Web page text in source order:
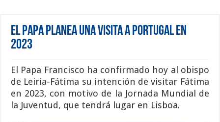
El Papa planea una visita a Portugal en
2023
El Papa Francisco ha confirmado hoy al obispo
de Leiria-Fátima su intención de visitar Fátima
en 2023, con motivo de la Jornada Mundial de
la Juventud, que tendrá lugar en Lisboa.